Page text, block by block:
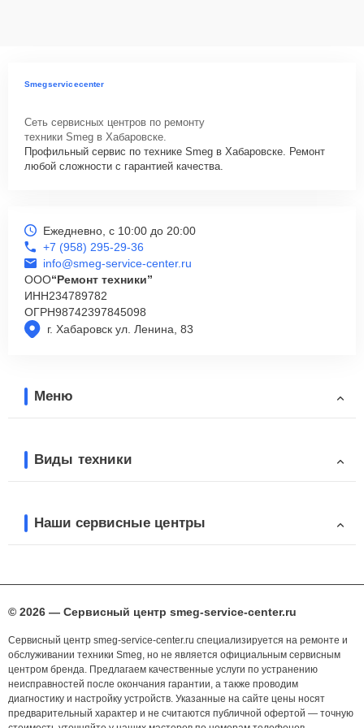
Для запуска процесса ремонта варочной панели Smeg
специалисты оперативно проконсультируют по всем необходимым
вопросам, запишут на диагностику, подскажут с вариантами
курьерской доставки или оформят выезд мастера в удобное время
и место.
Smegservicecenter
Сеть сервисных центров по ремонту
техники Smeg в Хабаровске.
Профильный сервис по технике Smeg в Хабаровске. Ремонт
любой сложности с гарантией качества.
г. Хабаровск ул. Ленина, 83
Ежедневно, с 10:00 до 20:00
+7 (958) 295-29-36
info@smeg-service-center.ru
ООО“Ремонт техники”
ИНН234789782
ОГРН98742397845098
Меню
Виды техники
Наши сервисные центры
© 2026 — Сервисный центр smeg-service-center.ru
Сервисный центр smeg-service-center.ru специализируется на ремонте и
обслуживании техники Smeg, но не является официальным сервисным
центром бренда. Предлагаем качественные услуги по устранению
неисправностей после окончания гарантии, а также проводим
диагностику и настройку устройств. Указанные на сайте цены носят
предварительный характер и не считаются публичной офертой — точную